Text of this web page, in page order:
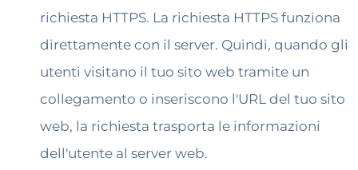
richiesta HTTPS. La richiesta HTTPS funziona
direttamente con il server. Quindi, quando gli
utenti visitano il tuo sito web tramite un
collegamento o inseriscono l'URL del tuo sito
web, la richiesta trasporta le informazioni
dell'utente al server web.